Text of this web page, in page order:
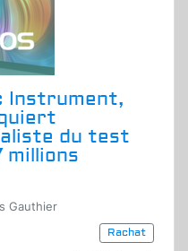
Instrument,
du test
millions
Gauthier
Rachat